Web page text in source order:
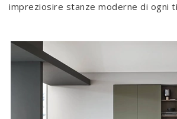
impreziosire stanze moderne di ogni